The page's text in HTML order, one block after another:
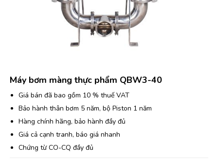
Máy bơm màng thực phẩm QBW3-40
Giá bán đã bao gồm 10 % thuế VAT
Bảo hành thân bơm 5 năm, bộ Piston 1 năm
Hàng chính hãng, bảo hành đầy đủ
Giá cả cạnh tranh, báo giá nhanh
Chứng từ CO-CQ đầy đủ